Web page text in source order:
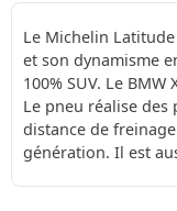
Le Michelin
et son dynamisme
100% SUV. Le
Le pneu réalise des
distance de
génération. Il est